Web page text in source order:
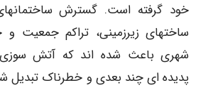
خود گرفته است. گسترش ساختمانهای
ساختهای زیرزمینی، تراکم جمعیت
شهری باعث شده اند که آتش
پدیده ای چند بعدی و خطرناک تبدیل